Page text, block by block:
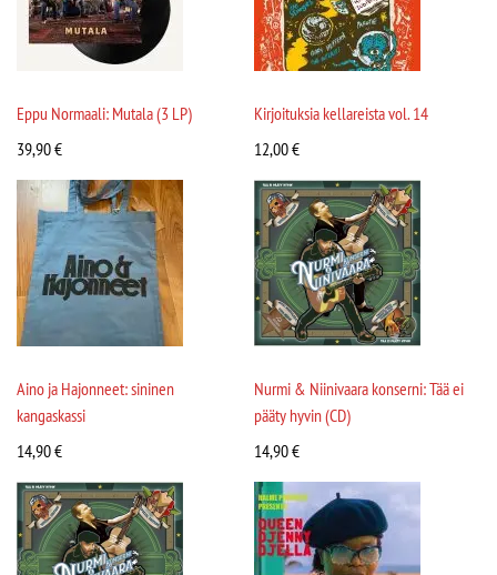
Eppu Normaali: Mutala (3 LP)
39,90€
Kirjoituksia kellareista vol. 14
12,00€
Aino ja Hajonneet: sininen
kangaskassi
14,90€
Nurmi & Niinivaara konserni: Tää ei
pääty hyvin (CD)
14,90€